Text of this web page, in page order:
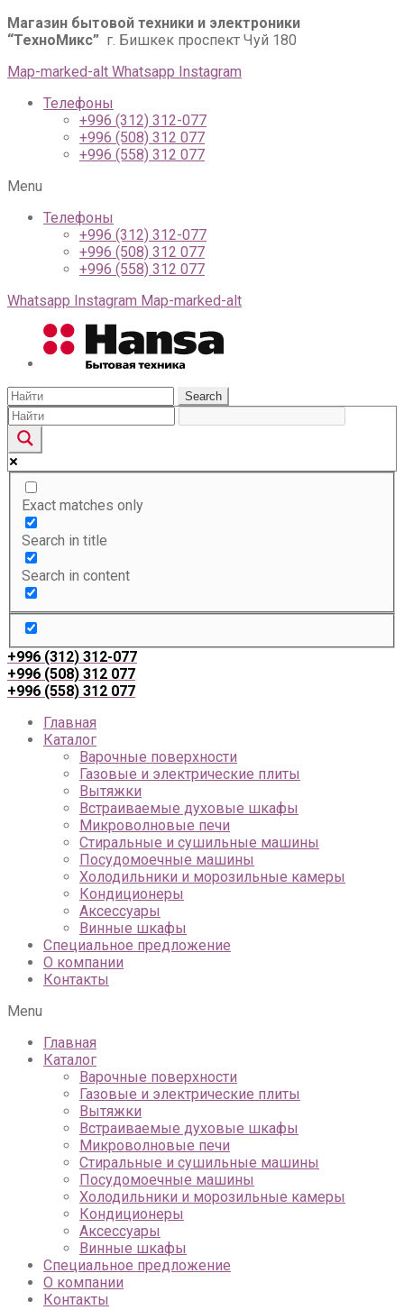
Магазин бытовой техники и электроники
“ТехноМикс” г. Бишкек проспект Чуй 180
Map-marked-alt Whatsapp Instagram
Телефоны
+996 (312) 312-077
+996 (508) 312 077
+996 (558) 312 077
Menu
Телефоны
+996 (312) 312-077
+996 (508) 312 077
+996 (558) 312 077
Whatsapp Instagram Map-marked-alt
Search
Exact matches only
Search in title
Search in content
+996 (312) 312-077
+996 (508) 312 077
+996 (558) 312 077
Главная
Каталог
Варочные поверхности
Газовые и электрические плиты
Вытяжки
Встраиваемые духовые шкафы
Микроволновые печи
Стиральные и сушильные машины
Посудомоечные машины
Холодильники и морозильные камеры
Кондиционеры
Аксессуары
Винные шкафы
Специальное предложение
О компании
Контакты
Menu
Главная
Каталог
Варочные поверхности
Газовые и электрические плиты
Вытяжки
Встраиваемые духовые шкафы
Микроволновые печи
Стиральные и сушильные машины
Посудомоечные машины
Холодильники и морозильные камеры
Кондиционеры
Аксессуары
Винные шкафы
Специальное предложение
О компании
Контакты